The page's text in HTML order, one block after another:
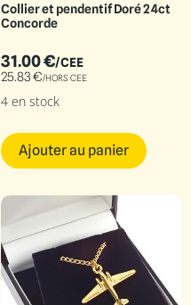
Collier et pendentif Doré 24ct
Concorde
31.00€/CEE
25.83€/HORS CEE
4 en stock
Ajouter au panier